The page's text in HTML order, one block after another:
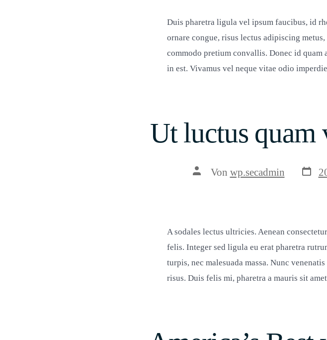
Duis pharetra ligula vel ipsum faucibus, id
ornare congue, risus lectus adipiscing
commodo pretium convallis. Donec id quam
in est. Vivamus vel neque vitae odio
Ut luctus quam
Beitragsautor
Von wp.secadmin
A sodales lectus ultricies. Aenean
felis. Integer sed ligula eu erat pharetra
turpis, nec malesuada massa. Nunc
risus. Duis felis mi, pharetra a mauris sit